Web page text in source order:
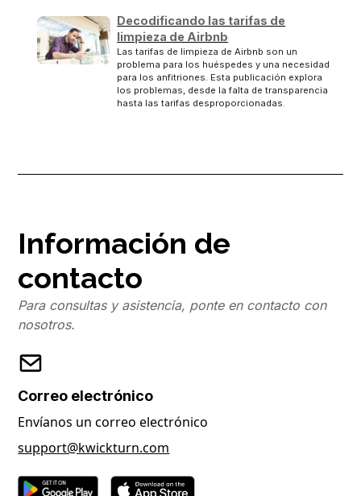
Decodificando las tarifas de
limpieza de Airbnb
Las tarifas de limpieza de Airbnb son un
problema para los huéspedes y una necesidad
para los anfitriones. Esta publicación explora
los problemas, desde la falta de transparencia
hasta las tarifas desproporcionadas.
Información de
contacto
Para consultas y asistencia, ponte en contacto con
nosotros.
Correo electrónico
Envíanos un correo electrónico
support@kwickturn.com